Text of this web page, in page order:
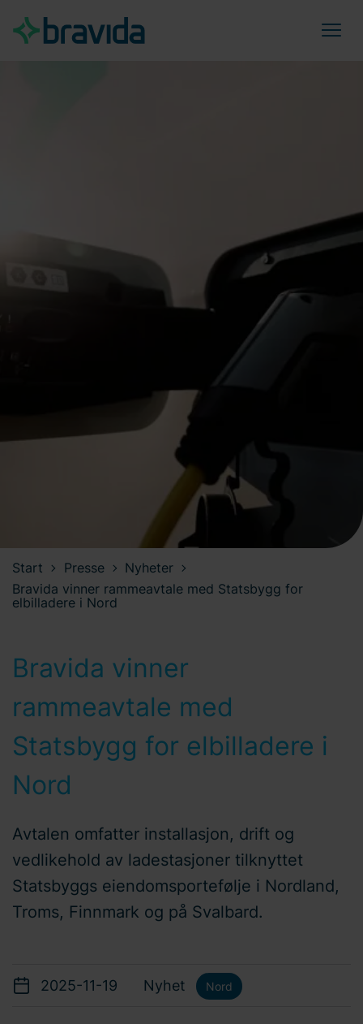
Start Presse
Nyheter
Bravida vinner rammeavtale med Statsbygg for
elbilladere i Nord
Bravida vinner
rammeavtale med
Statsbygg for elbilladere i
Nord
Avtalen omfatter installasjon, drift og
vedlikehold av ladestasjoner tilknyttet
Statsbyggs eiendomsportefølje i Nordland,
Troms, Finnmark og på Svalbard.
2025-11-19 Nyhet Nord